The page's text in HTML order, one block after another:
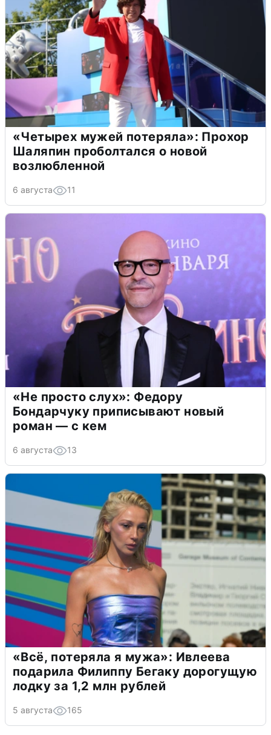
«Четырех мужей потеряла»: Прохор
Шаляпин проболтался о новой
возлюбленной
6 августа 11
«Не просто слух»: Федору
Бондарчуку приписывают новый
роман — с кем
6 августа 13
«Всё, потеряла я мужа»: Ивлеева
подарила Филиппу Бегаку дорогущую
лодку за 1,2 млн рублей
5 августа 165